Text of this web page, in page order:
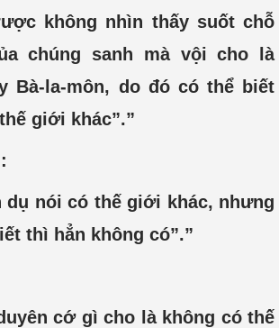
không nhìn thấy suốt chỗ
chúng sanh mà vội cho là
Bà-la-môn, do đó có thể biết
giới khác”.”
dụ nói có thế giới khác, nhưng
thì hẳn không có”.”
cớ gì cho là không có thế